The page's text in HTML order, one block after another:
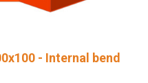
- Internal bend